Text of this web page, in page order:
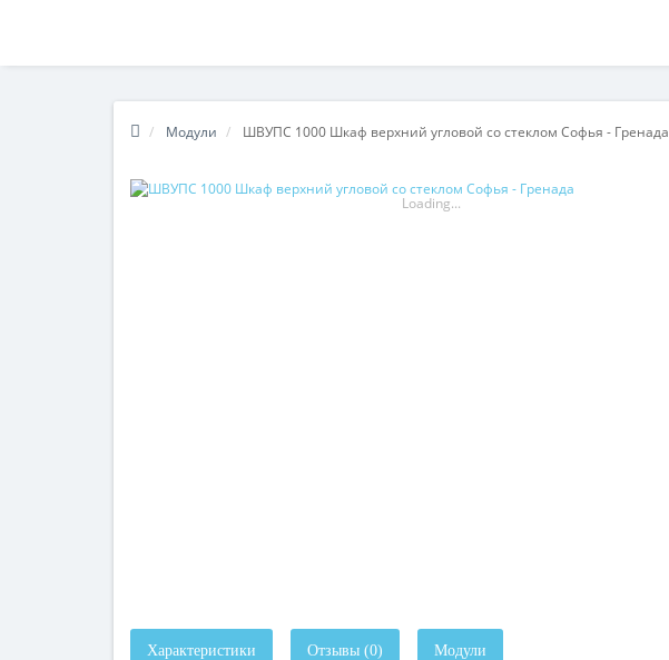
Модули ШВУПС 1000 Шкаф верхний угловой со стеклом Софья - Гренада
Loading...
Характеристики Отзывы (0) Модули